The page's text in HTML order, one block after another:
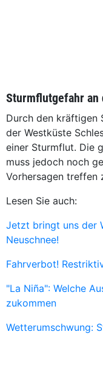
Sturmflutgefahr an
Durch den kräftigen
der Westküste
einer Sturmflut. Die
muss jedoch noch
Vorhersagen treffen
Lesen Sie auch:
Jetzt bringt uns der
Neuschnee!
Fahrverbot!
"La Niña": Welche
zukommen
Wetterumschwung: